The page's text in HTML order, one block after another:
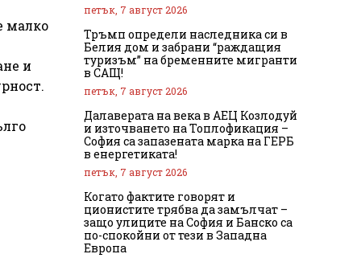
малко
и
петък, 7 август 2026
Тръмп определи наследника си в
Белия дом и забрани “раждащия
туризъм” на бременните мигранти
в САЩ!
петък, 7 август 2026
Далаверата на века в АЕЦ Козлодуй
и източването на Топлофикация –
София са запазената марка на ГЕРБ
в енергетиката!
петък, 7 август 2026
Когато фактите говорят и
ционистите трябва да замълчат –
защо улиците на София и Банско са
по-спокойни от тези в Западна
Европа